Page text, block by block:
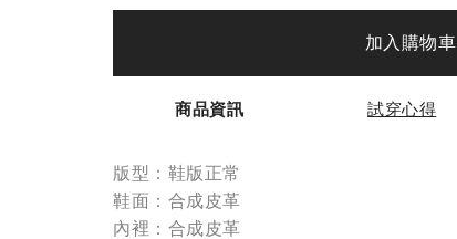
加入購物車
商品資訊 試穿心得
版型：鞋版正常
鞋面：合成皮革
內裡：合成皮革